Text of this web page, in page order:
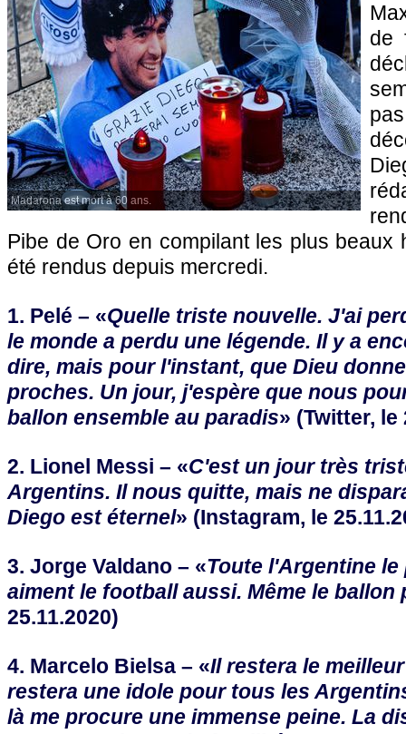
Madarona est mort à 60 ans.
de
Pibe de Oro en compilant les plus beaux
été rendus depuis mercredi.
1. Pelé – «Quelle triste nouvelle. J'ai
le monde a perdu une légende. Il y a
dire, mais pour l'instant, que Dieu
proches. Un jour, j'espère que nous
ballon ensemble au paradis» (Twitter, le
2. Lionel Messi – «C'est un jour très
Argentins. Il nous quitte, mais ne
Diego est éternel» (Instagram, le
3. Jorge Valdano – «Toute l'Argentine
aiment le football aussi. Même le ballon
25.11.2020)
4. Marcelo Bielsa – «Il restera le
restera une idole pour tous les
là me procure une immense peine. La